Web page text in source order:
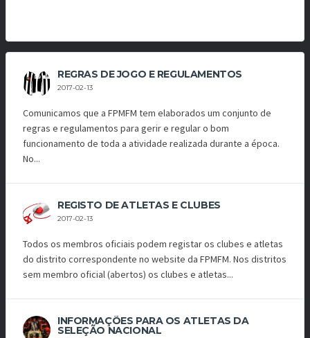
REGRAS DE JOGO E REGULAMENTOS
2017-02-13
Comunicamos que a FPMFM tem elaborados um conjunto de
regras e regulamentos para gerir e regular o bom
funcionamento de toda a atividade realizada durante a época.
No...
REGISTO DE ATLETAS E CLUBES
2017-02-13
Todos os membros oficiais podem registar os clubes e atletas
do distrito correspondente no website da FPMFM. Nos distritos
sem membro oficial (abertos) os clubes e atletas...
INFORMAÇÕES PARA OS ATLETAS DA
SELEÇÃO NACIONAL